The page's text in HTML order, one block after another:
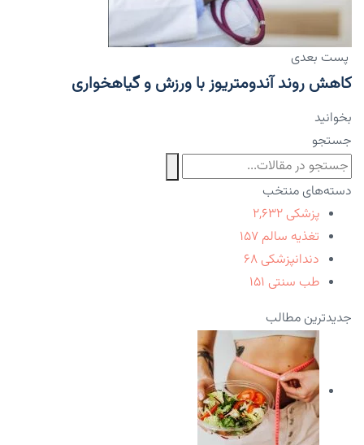
پست بعدی
کاهش روند آندومتریوز با ورزش و گیاهخواری
بخوانید
جستجو
دسته‌های منتخب
پزشکی ۲,۶۳۲
تغذیه سالم ۱۵۷
دندانپزشکی ۶۸
طب سنتی ۱۵۱
جدیدترین مطالب